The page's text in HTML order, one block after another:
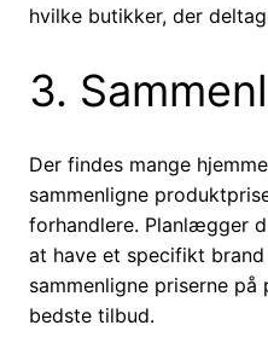
hvilke butikker, der
3.
Der findes mange
sammenligne
forhandlere. Planlægger
at have et specifikt
sammenligne priserne
bedste tilbud.